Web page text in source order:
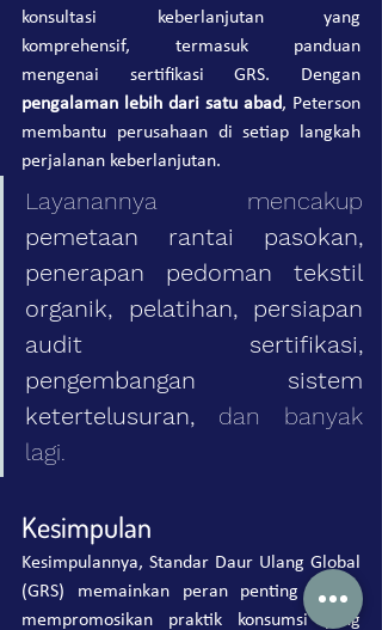
konsultasi keberlanjutan yang
komprehensif, termasuk panduan
pengalaman lebih dari satu abad, Peterson
membantu perusahaan di setiap langkah
perjalanan keberlanjutan.
pemetaan rantai pasokan,
penerapan pedoman tekstil
organik, pelatihan, persiapan
audit sertifikasi,
pengembangan sistem
ketertelusuran, dan banyak
lagi.
Kesimpulan
Kesimpulannya, Standar Daur Ulang Global
(GRS) memainkan peran penting dalam
mempromosikan praktik konsumsi yang